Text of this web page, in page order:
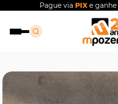
Pague via PIXe ganhe